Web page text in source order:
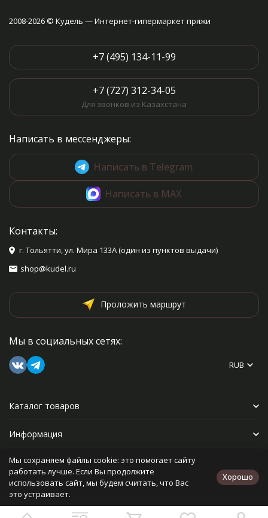
2008-2026 © Кудель — Интернет-гипермаркет пряжи
+7 (495) 134-11-99
+7 (727) 312-34-05
Для звонков из Казахстана
Написать в мессенджеры:
Написать в Telegram
Написать в MAX
Контакты:
г. Тольятти, ул. Мира 133А (один из пунктов выдачи)
shop@kudel.ru
Проложить маршрут
Мы в социальных сетях:
RUB
Каталог товаров
Информация
Прочее
Политика персональных данных
Мы сохраняем файлы cookie: это помогает сайту
работать лучше. Если Вы продолжите
использовать сайт, мы будем считать, что Вас
это устраивает.
Хорошо